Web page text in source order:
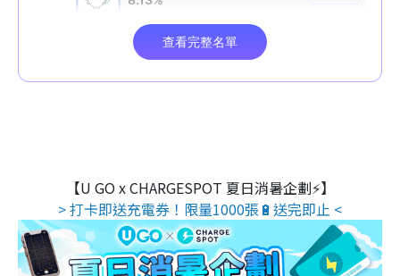
【U GO x CHARGESPOT 夏日消暑企劃⚡】
> 打卡即送充電券！限量1000張🔋送完即止 <